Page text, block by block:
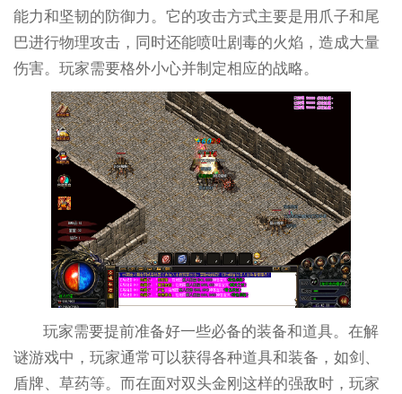
能力和坚韧的防御力。它的攻击方式主要是用爪子和尾
巴进行物理攻击，同时还能喷吐剧毒的火焰，造成大量
伤害。玩家需要格外小心并制定相应的战略。
玩家需要提前准备好一些必备的装备和道具。在解
谜游戏中，玩家通常可以获得各种道具和装备，如剑、
盾牌、草药等。而在面对双头金刚这样的强敌时，玩家